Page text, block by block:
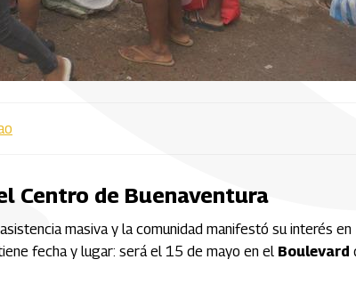
Centro de Buenaventura
masiva y la comunidad manifestó su interés en
fecha y lugar: será el 15 de mayo en el Boulevard